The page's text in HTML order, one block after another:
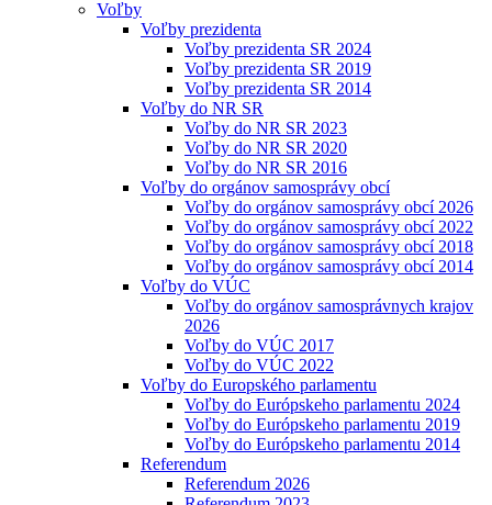
Voľby
Voľby prezidenta
Voľby prezidenta SR 2024
Voľby prezidenta SR 2019
Voľby prezidenta SR 2014
Voľby do NR SR
Voľby do NR SR 2023
Voľby do NR SR 2020
Voľby do NR SR 2016
Voľby do orgánov samosprávy obcí
Voľby do orgánov samosprávy obcí 2026
Voľby do orgánov samosprávy obcí 2022
Voľby do orgánov samosprávy obcí 2018
Voľby do orgánov samosprávy obcí 2014
Voľby do VÚC
Voľby do orgánov samosprávnych krajov
2026
Voľby do VÚC 2017
Voľby do VÚC 2022
Voľby do Europského parlamentu
Voľby do Európskeho parlamentu 2024
Voľby do Európskeho parlamentu 2019
Voľby do Európskeho parlamentu 2014
Referendum
Referendum 2026